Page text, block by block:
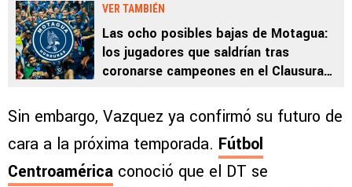
VER TAMBIÉN
Las ocho posibles bajas de Motagua:
los jugadores que saldrían tras
coronarse campeones en el Clausura
Sin embargo, Vazquez ya confirmó su futuro de
cara a la próxima temporada. Fútbol
Centroamérica conoció que el DT se